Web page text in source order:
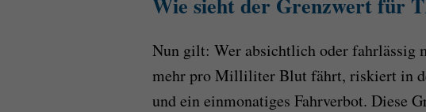
Nun gilt: Wer absichtlich oder fahrlässig
mehr pro Milliliter Blut fährt, riskiert in
und ein einmonatiges Fahrverbot. Diese